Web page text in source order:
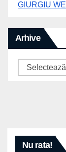
GIURGIU
Arhive
Arhive
Nu rata!